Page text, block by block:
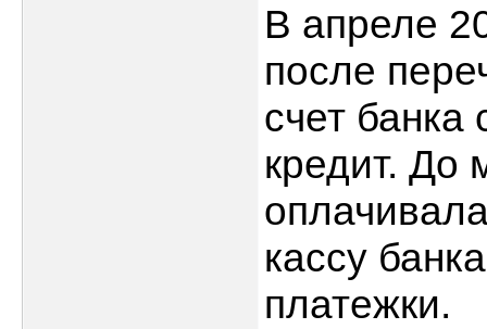
В апреле
после
счет
кредит. До
кассу
платежки.